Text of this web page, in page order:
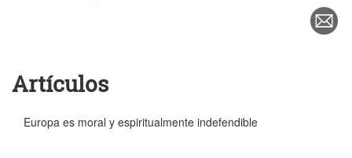
Artículos
Europa es moral y espiritualmente indefendible